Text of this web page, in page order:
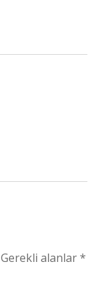
Gerekli alanlar*